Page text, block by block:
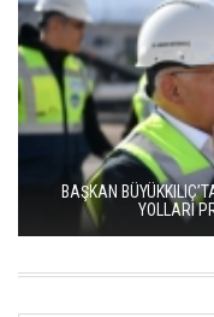
BAŞKAN
YOLLARI